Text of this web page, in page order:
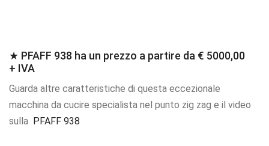
★ PFAFF 938 ha un prezzo a partire da € 5000,00
+ IVA
Guarda altre caratteristiche di questa eccezionale
macchina da cucire specialista nel punto zig zag e il video
sulla PFAFF 938